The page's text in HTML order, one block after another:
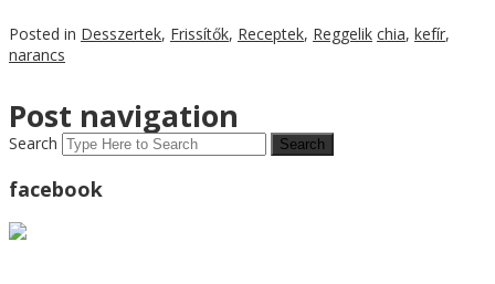
Posted in Desszertek, Frissítők, Receptek, Reggelik chia, kefír,
narancs
Post navigation
Search
facebook